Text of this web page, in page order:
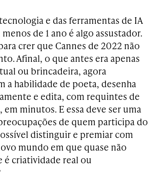
e das ferramentas de IA
de 1 ano é algo assustador.
crer que Cannes de 2022 não
Afinal, o que antes era apenas
ou brincadeira, agora
a habilidade de poeta, desenha
e edita, com requintes de
minutos. E essa deve ser uma
de quem participa do
distinguir e premiar com
mundo em que quase não
é criatividade real ou